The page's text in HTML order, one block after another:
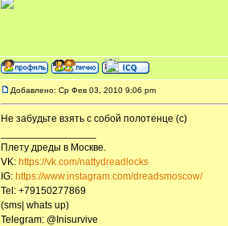
Добавлено: Ср Фев 03, 2010 9:06 pm
Не забудьте взять с собой полотенце (с)
Плету дреды в Москве.
VK: https://vk.com/nattydreadlocks
IG: https://www.instagram.com/dreadsmoscow/
Tel: +79150277869
(sms| whats up)
Telegram: @Inisurvive